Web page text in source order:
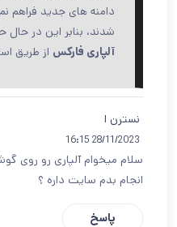
دامنه های جدید فراهم
شدند، بنابر این در حال
آلپاری فارکس از طریق
نسترن ا
28/11/2023 16:15
سلام میخوام آلپاری رو روی
انجام بدم سایت داره ؟
پاسخ